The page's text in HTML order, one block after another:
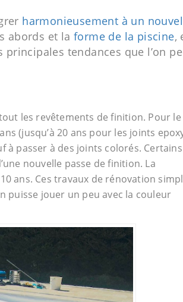
harmonieusement à un
abords et la forme de la piscine,
tendances que l’on
les revêtements de finition. Pour le
(jusqu’à 20 ans pour les joints
à passer à des joints colorés. Certains
nouvelle passe de finition. La
ans. Ces travaux de rénovation
puisse jouer un peu avec la couleur